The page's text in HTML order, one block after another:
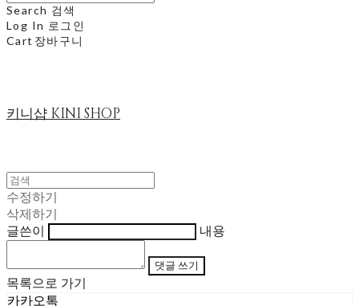
Search 검색
Log In 로그인
Cart 장바구니
키니샵 KINI SHOP
수정하기
삭제하기
글쓴이
내용
댓글 쓰기
목록으로 가기
카카오톡